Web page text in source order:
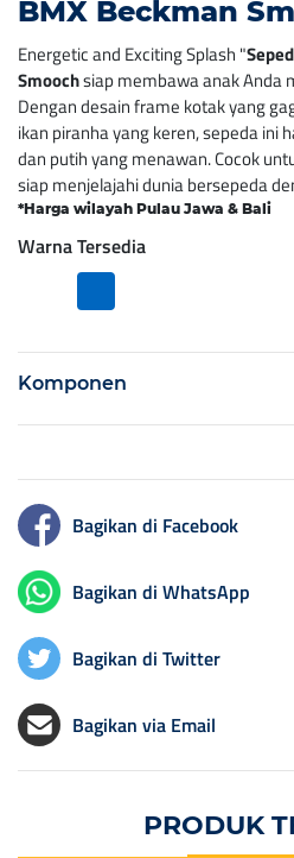
BMX Beckman
Energetic and Exciting Splash "
Smoochsiap membawa anak Anda
Dengan desain frame kotak yang
ikan piranha yang keren, sepeda ini
dan putih yang menawan. Cocok
siap menjelajahi dunia bersepeda
*Harga wilayah Pulau Jawa & Bali
Warna Tersedia
Komponen
Bagikan di Facebook
Bagikan di WhatsApp
Bagikan di Twitter
Bagikan via Email
PRODUK